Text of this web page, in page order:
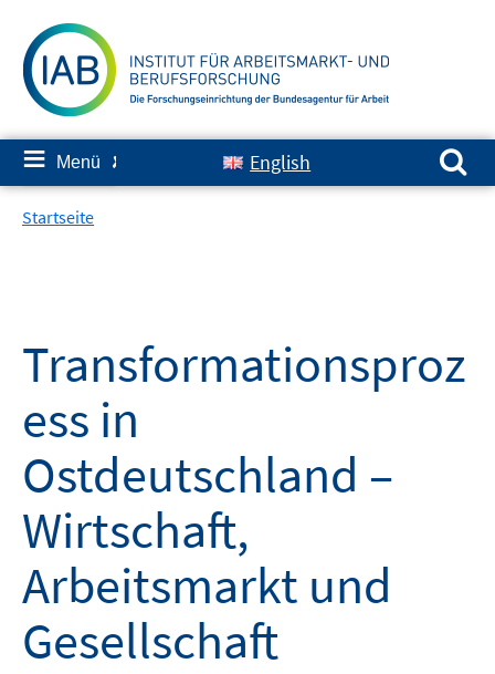
zum
Inhalt
≡ Menü ✘ English
Suchen nach:
Startseite
Transformationsproz
ess in
Ostdeutschland –
Wirtschaft,
Arbeitsmarkt und
Gesellschaft